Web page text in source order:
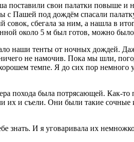
поставили свои палатки повыше и
Пашей под дождём спасали
совок, сбегала за ним, а нашла в
около 5 м был готов, можно было
наши тенты от ночных дождей.
не намочив. Пока мы шли,
темпе. Я до сих пор немного
похода была потрясающей. Как-то
и съели. Они были такие сочные
знать. И я уговаривала их